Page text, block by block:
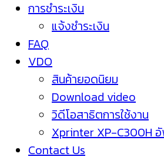
การชำระเงิน
แจ้งชำระเงิน
FAQ
VDO
สินค้ายอดนิยม
Download video
วิดีโอสาธิตการใช้งาน
Xprinter XP-C300H
Contact Us